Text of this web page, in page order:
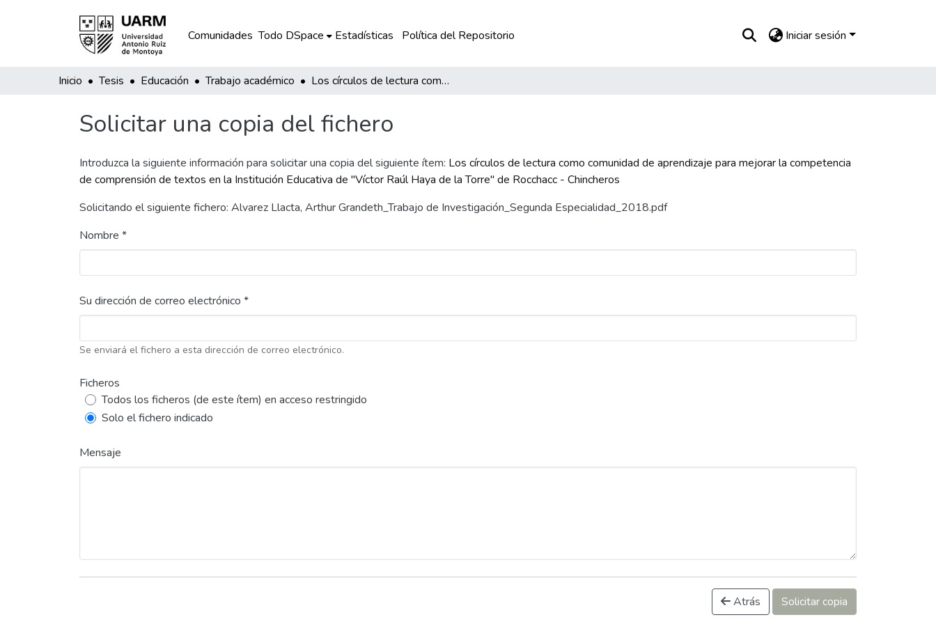
Comunidades Todo DSpace Estadísticas Política del Repositorio Iniciar sesión
Inicio Tesis Educación Trabajo académico Los círculos de lectura como comunidad de aprendizaje para mejorar la competencia de comprensión de textos en la Institución Educativa de "Víctor Raúl Haya de la Torre" de Rocchacc - Chincheros
Solicitar una copia del fichero
Introduzca la siguiente información para solicitar una copia del siguiente ítem: Los círculos de lectura como comunidad de aprendizaje para mejorar la competencia
de comprensión de textos en la Institución Educativa de "Víctor Raúl Haya de la Torre" de Rocchacc - Chincheros
Solicitando el siguiente fichero: Alvarez Llacta, Arthur Grandeth_Trabajo de Investigación_Segunda Especialidad_2018.pdf
Nombre *
Su dirección de correo electrónico *
Se enviará el fichero a esta dirección de correo electrónico.
Ficheros
Todos los ficheros (de este ítem) en acceso restringido
Solo el fichero indicado
Mensaje
Atrás Solicitar copia